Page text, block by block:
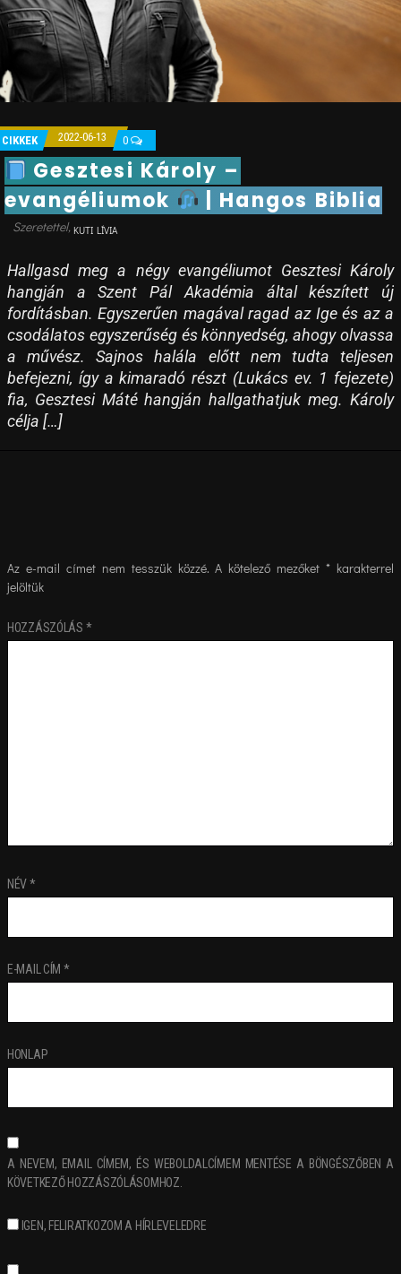
CIKKEK 2022-06-13 0
Gesztesi Károly –
evangéliumok
| Hangos Biblia
KUTI LÍVIA
Hallgasd meg a négy evangéliumot Gesztesi Károly
hangján a Szent Pál Akadémia által készített új
fordításban. Egyszerűen magával ragad az Ige és az a
csodálatos egyszerűség és könnyedség, ahogy olvassa
a művész. Sajnos halála előtt nem tudta teljesen
befejezni, így a kimaradó részt (Lukács ev. 1 fejezete)
fia, Gesztesi Máté hangján hallgathatjuk meg. Károly
célja […]
Az e-mail címet nem tesszük közzé. A kötelező mezőket* karakterrel
jelöltük
HOZZÁSZÓLÁS *
NÉV*
E-MAIL CÍM *
HONLAP
A NEVEM, EMAIL CÍMEM, ÉS WEBOLDALCÍMEM MENTÉSE A BÖNGÉSZŐBEN A
KÖVETKEZŐ HOZZÁSZÓLÁSOMHOZ.
IGEN, FELIRATKOZOM A HÍRLEVELEDRE